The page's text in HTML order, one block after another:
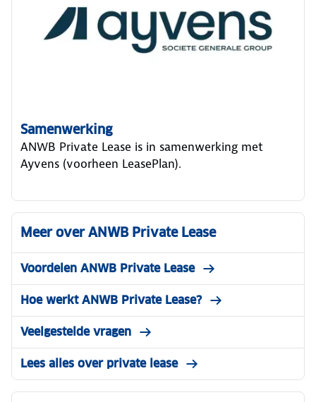
Samenwerking
ANWB Private Lease is in samenwerking met
Ayvens (voorheen LeasePlan).
Meer over ANWB Private Lease
Voordelen ANWB Private Lease
Hoe werkt ANWB Private Lease?
Veelgestelde vragen
Lees alles over private lease